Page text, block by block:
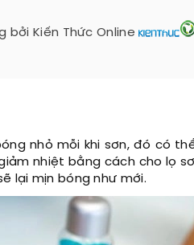
bởi Kiến Thức Online
nhỏ mỗi khi sơn, đó có
nhiệt bằng cách cho lọ
lại mịn bóng như mới.